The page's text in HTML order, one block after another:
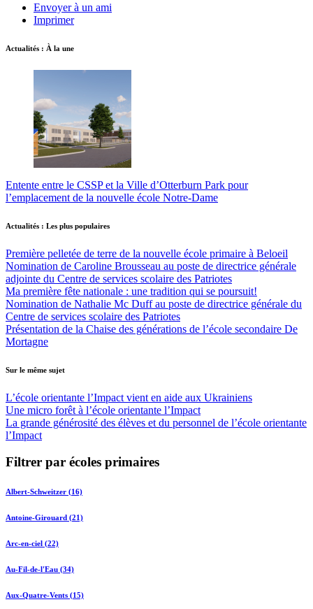
Envoyer à un ami
Imprimer
Actualités : À la une
Entente entre le CSSP et la Ville d’Otterburn Park pour
l’emplacement de la nouvelle école Notre-Dame
Actualités : Les plus populaires
Première pelletée de terre de la nouvelle école primaire à Beloeil
Nomination de Caroline Brousseau au poste de directrice générale
adjointe du Centre de services scolaire des Patriotes
Ma première fête nationale : une tradition qui se poursuit!
Nomination de Nathalie Mc Duff au poste de directrice générale du
Centre de services scolaire des Patriotes
Présentation de la Chaise des générations de l’école secondaire De
Mortagne
Sur le même sujet
L’école orientante l’Impact vient en aide aux Ukrainiens
Une micro forêt à l’école orientante l’Impact
La grande générosité des élèves et du personnel de l’école orientante
l’Impact
Filtrer par écoles primaires
Albert-Schweitzer (16)
Antoine-Girouard (21)
Arc-en-ciel (22)
Au-Fil-de-l'Eau (34)
Aux-Quatre-Vents (15)